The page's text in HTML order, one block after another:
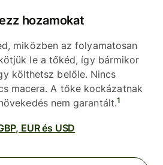
hozamokat
miközben az folyamatosan
le a tőkéd, így bármikor
költhetsz belőle. Nincs
macera. A tőke kockázatnak
nem garantált.1
EUR és USD